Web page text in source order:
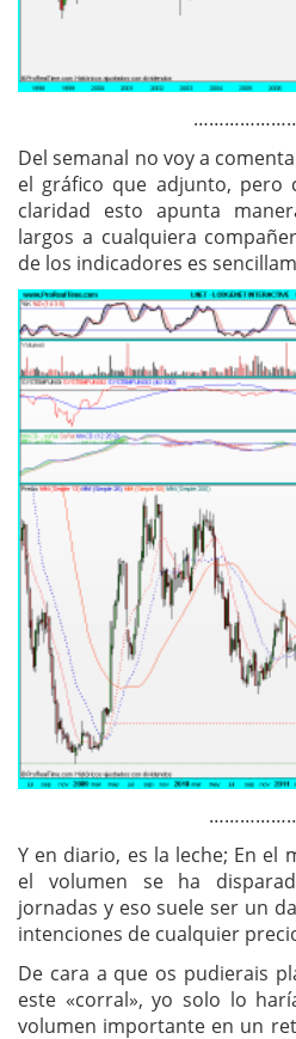
Del semanal no voy a
el gráfico que adjunto, pero
claridad esto apunta
largos a cualquiera
de los indicadores es
Y en diario, es la leche; En el
el volumen se ha
jornadas y eso suele ser un
intenciones de cualquier
De cara a que os pudierais
este «corral», yo solo lo
volumen importante en un